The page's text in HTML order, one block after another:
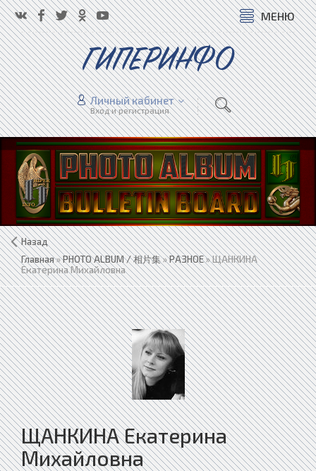
МЕНЮ
ГИПЕРИНФО
Личный кабинет
Вход и регистрация
Назад
Главная»PHOTO ALBUM / 相片集»РАЗНОЕ» ЩАНКИНА
Екатерина Михайловна
ЩАНКИНА Екатерина
Михайловна